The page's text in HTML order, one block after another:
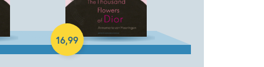
16,99
Hardcover